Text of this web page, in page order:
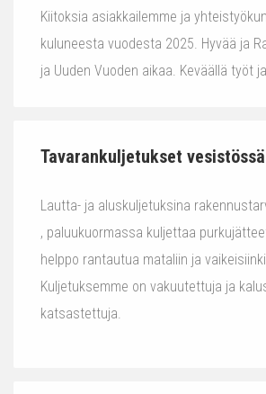
Kiitoksia asiakkailemme ja
kuluneesta vuodesta 2025. Hyvää ja
ja Uuden Vuoden aikaa. Keväällä työt
Tavarankuljetukset vesistössä
Lautta- ja aluskuljetuksina
, paluukuormassa kuljettaa
helppo rantautua mataliin ja
Kuljetuksemme on vakuutettuja ja
katsastettuja.